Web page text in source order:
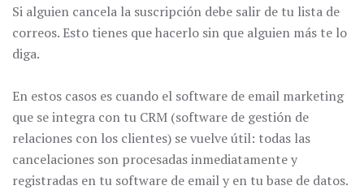
Si alguien cancela la suscripción debe salir de tu lista de
correos. Esto tienes que hacerlo sin que alguien más te lo
diga.
En estos casos es cuando el software de email marketing
que se integra con tu CRM (software de gestión de
relaciones con los clientes) se vuelve útil: todas las
cancelaciones son procesadas inmediatamente y
registradas en tu software de email y en tu base de datos.